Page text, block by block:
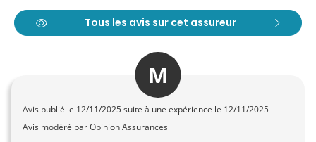
Tous les avis sur cet assureur
M
Avis publié le 12/11/2025 suite à une expérience le 12/11/2025
Avis modéré par Opinion Assurances